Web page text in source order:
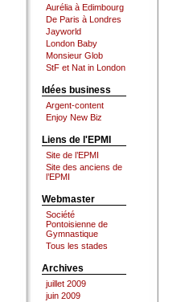
Aurélia à Edimbourg
De Paris à Londres
Jayworld
London Baby
Monsieur Glob
StF et Nat in London
Idées business
Argent-content
Enjoy New Biz
Liens de l'EPMI
Site de l’EPMI
Site des anciens de
l’EPMI
Webmaster
Société
Pontoisienne de
Gymnastique
Tous les stades
Archives
juillet 2009
juin 2009